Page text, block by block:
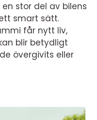
stor del av bilens
smart sätt.
får nytt liv,
blir betydligt
övergivits eller